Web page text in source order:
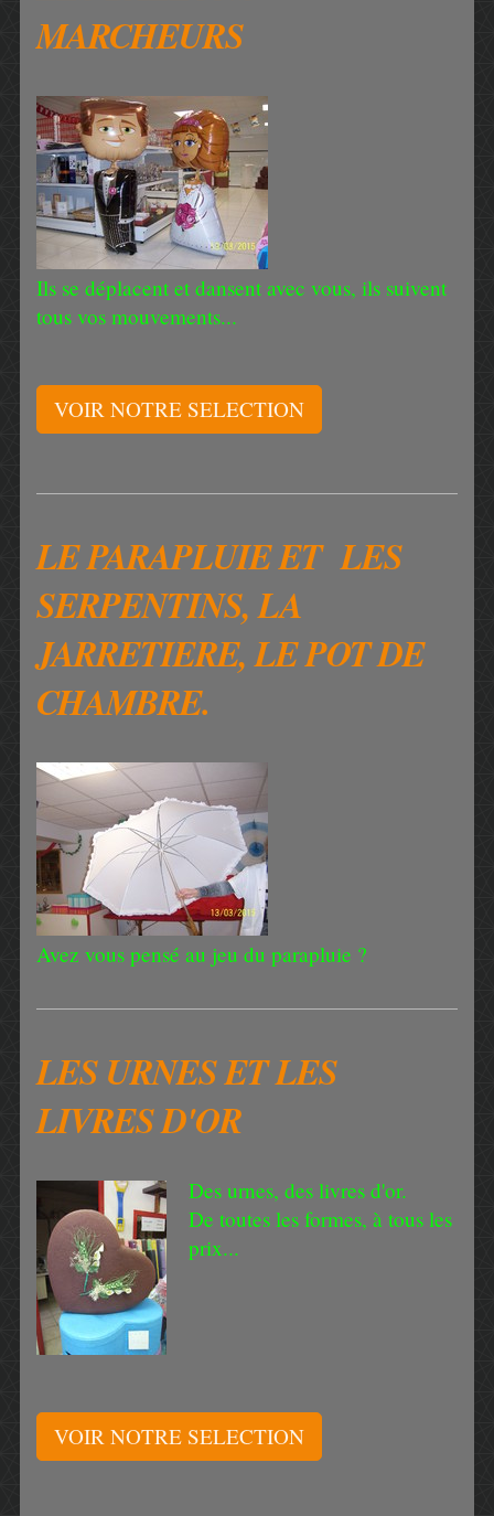
MARCHEURS
Ils se déplacent et dansent avec vous, ils suivent
tous vos mouvements...
VOIR NOTRE SELECTION
LE PARAPLUIE ET LES
SERPENTINS, LA
JARRETIERE, LE POT DE
CHAMBRE.
Avez vous pensé au jeu du parapluie ?
LES URNES ET LES
LIVRES D'OR
Des urnes, des livres d'or.
De toutes les formes, à tous les
prix...
VOIR NOTRE SELECTION